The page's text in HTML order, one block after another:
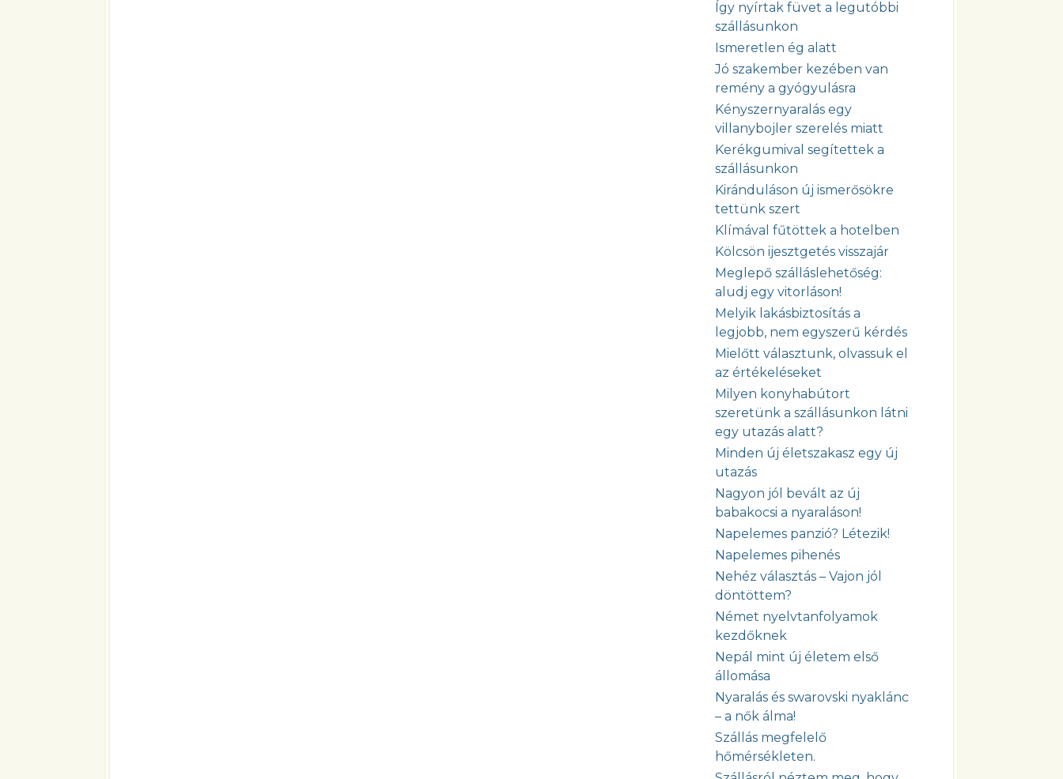
Így nyírtak füvet a legutóbbi
szállásunkon
Ismeretlen ég alatt
Jó szakember kezében van
remény a gyógyulásra
Kényszernyaralás egy
villanybojler szerelés miatt
Kerékgumival segítettek a
szállásunkon
Kiránduláson új ismerősökre
tettünk szert
Klímával fűtöttek a hotelben
Kölcsön ijesztgetés visszajár
Meglepő szálláslehetőség:
aludj egy vitorláson!
Melyik lakásbiztosítás a
legjobb, nem egyszerű kérdés
Mielőtt választunk, olvassuk el
az értékeléseket
Milyen konyhabútort
szeretünk a szállásunkon látni
egy utazás alatt?
Minden új életszakasz egy új
utazás
Nagyon jól bevált az új
babakocsi a nyaraláson!
Napelemes panzió? Létezik!
Napelemes pihenés
Nehéz választás – Vajon jól
döntöttem?
Német nyelvtanfolyamok
kezdőknek
Nepál mint új életem első
állomása
Nyaralás és swarovski nyaklánc
– a nők álma!
Szállás megfelelő
hőmérsékleten.